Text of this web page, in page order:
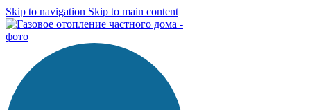
Skip to navigation Skip to main content